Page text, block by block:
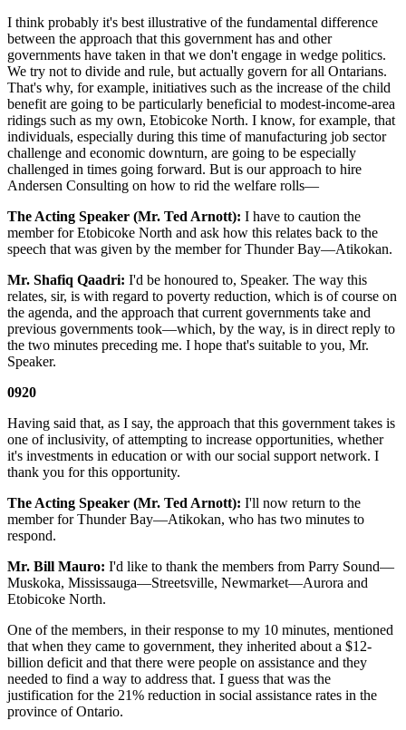
I think probably it's best illustrative of the fundamental difference
between the approach that this government has and other
governments have taken in that we don't engage in wedge politics.
We try not to divide and rule, but actually govern for all Ontarians.
That's why, for example, initiatives such as the increase of the child
benefit are going to be particularly beneficial to modest-income-area
ridings such as my own, Etobicoke North. I know, for example, that
individuals, especially during this time of manufacturing job sector
challenge and economic downturn, are going to be especially
challenged in times going forward. But is our approach to hire
Andersen Consulting on how to rid the welfare rolls—
The Acting Speaker (Mr. Ted Arnott): I have to caution the
member for Etobicoke North and ask how this relates back to the
speech that was given by the member for Thunder Bay—Atikokan.
Mr. Shafiq Qaadri: I'd be honoured to, Speaker. The way this
relates, sir, is with regard to poverty reduction, which is of course on
the agenda, and the approach that current governments take and
previous governments took—which, by the way, is in direct reply to
the two minutes preceding me. I hope that's suitable to you, Mr.
Speaker.
0920
Having said that, as I say, the approach that this government takes is
one of inclusivity, of attempting to increase opportunities, whether
it's investments in education or with our social support network. I
thank you for this opportunity.
The Acting Speaker (Mr. Ted Arnott): I'll now return to the
member for Thunder Bay—Atikokan, who has two minutes to
respond.
Mr. Bill Mauro: I'd like to thank the members from Parry Sound—
Muskoka, Mississauga—Streetsville, Newmarket—Aurora and
Etobicoke North.
One of the members, in their response to my 10 minutes, mentioned
that when they came to government, they inherited about a $12-
billion deficit and that there were people on assistance and they
needed to find a way to address that. I guess that was the
justification for the 21% reduction in social assistance rates in the
province of Ontario.